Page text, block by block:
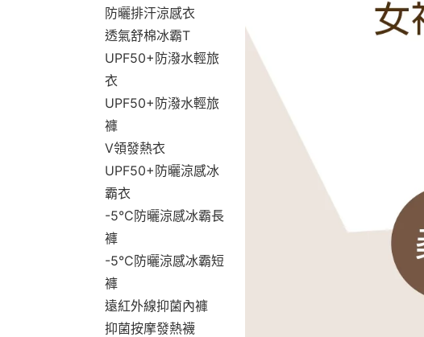
防曬排汗涼感衣
透氣舒棉冰霸T
UPF50+防潑水輕旅
衣
UPF50+防潑水輕旅
褲
V領發熱衣
UPF50+防曬涼感冰
霸衣
-5°C防曬涼感冰霸長
褲
-5°C防曬涼感冰霸短
褲
遠紅外線抑菌內褲
抑菌按摩發熱襪